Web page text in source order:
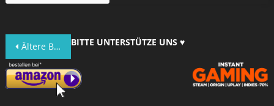
Beitragsnavigation
Ältere Beiträge BITTE UNTERSTÜTZE UNS ♥